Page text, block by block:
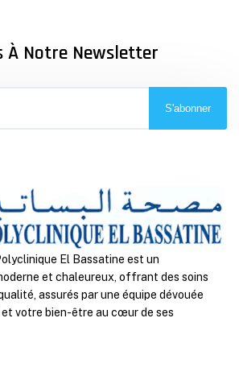
À Notre Newsletter
S'abonner
El Bassatine est un
et chaleureux, offrant des soins
assurés par une équipe dévouée
votre bien-être au cœur de ses